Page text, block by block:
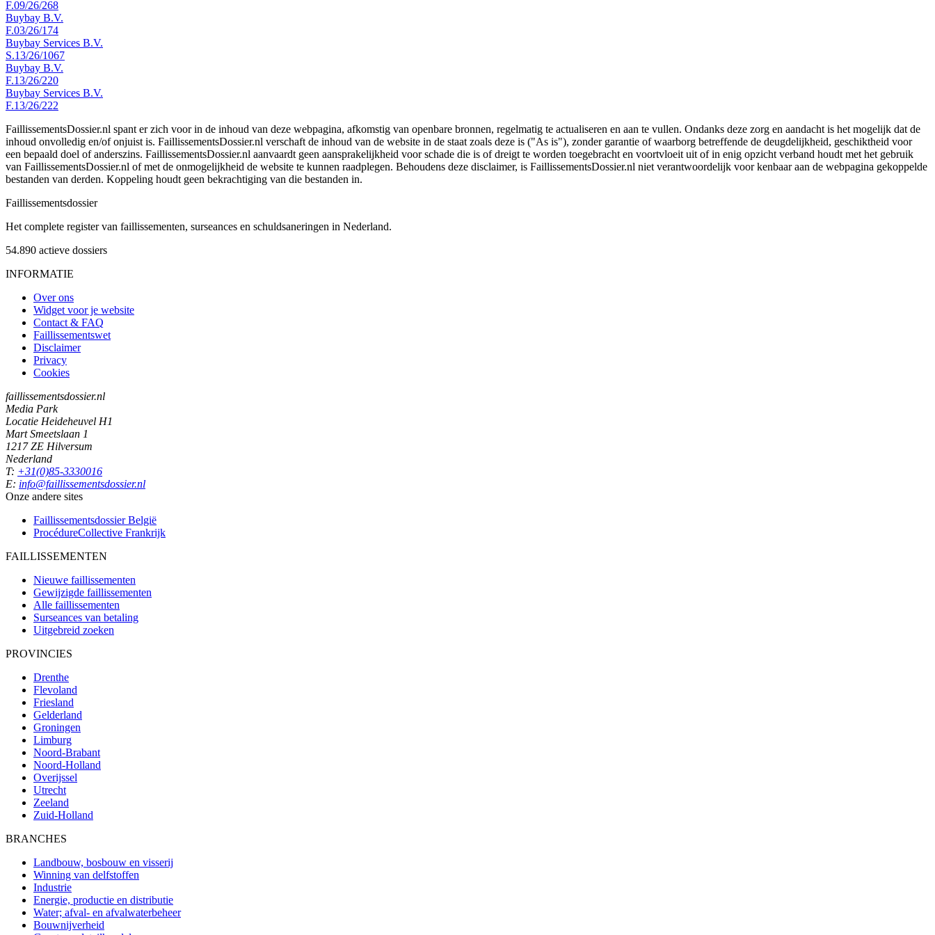
F.09/26/268
Buybay B.V.
F.03/26/174
Buybay Services B.V.
S.13/26/1067
Buybay B.V.
F.13/26/220
Buybay Services B.V.
F.13/26/222
FaillissementsDossier.nl spant er zich voor in de inhoud van deze webpagina, afkomstig van openbare bronnen, regelmatig te actualiseren en aan te vullen. Ondanks deze zorg en aandacht is het mogelijk dat de
inhoud onvolledig en/of onjuist is. FaillissementsDossier.nl verschaft de inhoud van de website in de staat zoals deze is ("As is"), zonder garantie of waarborg betreffende de deugdelijkheid, geschiktheid voor
een bepaald doel of anderszins. FaillissementsDossier.nl aanvaardt geen aansprakelijkheid voor schade die is of dreigt te worden toegebracht en voortvloeit uit of in enig opzicht verband houdt met het gebruik
van FaillissementsDossier.nl of met de onmogelijkheid de website te kunnen raadplegen. Behoudens deze disclaimer, is FaillissementsDossier.nl niet verantwoordelijk voor kenbaar aan de webpagina gekoppelde
bestanden van derden. Koppeling houdt geen bekrachtiging van die bestanden in.
Faillissementsdossier
Het complete register van faillissementen, surseances en schuldsaneringen in Nederland.
54.890 actieve dossiers
INFORMATIE
Over ons
Widget voor je website
Contact & FAQ
Faillissementswet
Disclaimer
Privacy
Cookies
faillissementsdossier.nl
Media Park
Locatie Heideheuvel H1
Mart Smeetslaan 1
1217 ZE Hilversum
Nederland
T: +31(0)85-3330016
E: info@faillissementsdossier.nl
Onze andere sites
Faillissementsdossier België
ProcédureCollective Frankrijk
FAILLISSEMENTEN
Nieuwe faillissementen
Gewijzigde faillissementen
Alle faillissementen
Surseances van betaling
Uitgebreid zoeken
PROVINCIES
Drenthe
Flevoland
Friesland
Gelderland
Groningen
Limburg
Noord-Brabant
Noord-Holland
Overijssel
Utrecht
Zeeland
Zuid-Holland
BRANCHES
Landbouw, bosbouw en visserij
Winning van delfstoffen
Industrie
Energie, productie en distributie
Water; afval- en afvalwaterbeheer
Bouwnijverheid